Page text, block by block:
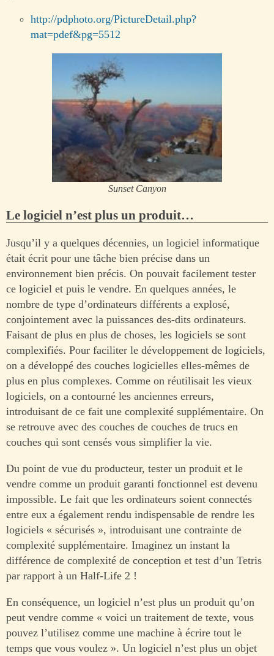
http://pdphoto.org/PictureDetail.php?
mat=pdef&pg=5512
Sunset Canyon
Le logiciel n’est plus un produit…
Jusqu’il y a quelques décennies, un logiciel informatique
était écrit pour une tâche bien précise dans un
environnement bien précis. On pouvait facilement tester
ce logiciel et puis le vendre. En quelques années, le
nombre de type d’ordinateurs différents a explosé,
conjointement avec la puissances des-dits ordinateurs.
Faisant de plus en plus de choses, les logiciels se sont
complexifiés. Pour faciliter le développement de logiciels,
on a développé des couches logicielles elles-mêmes de
plus en plus complexes. Comme on réutilisait les vieux
logiciels, on a contourné les anciennes erreurs,
introduisant de ce fait une complexité supplémentaire. On
se retrouve avec des couches de couches de trucs en
couches qui sont censés vous simplifier la vie.
Du point de vue du producteur, tester un produit et le
vendre comme un produit garanti fonctionnel est devenu
impossible. Le fait que les ordinateurs soient connectés
entre eux a également rendu indispensable de rendre les
logiciels « sécurisés », introduisant une contrainte de
complexité supplémentaire. Imaginez un instant la
différence de complexité de conception et test d’un Tetris
par rapport à un Half-Life 2 !
En conséquence, un logiciel n’est plus un produit qu’on
peut vendre comme « voici un traitement de texte, vous
pouvez l’utilisez comme une machine à écrire tout le
temps que vous voulez ». Un logiciel n’est plus un objet